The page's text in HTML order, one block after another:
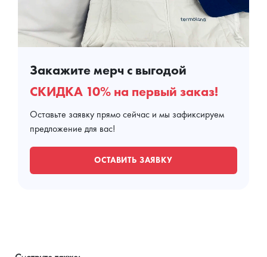
Закажите мерч с выгодой
СКИДКА 10% на первый заказ!
Оставьте заявку прямо сейчас и мы зафиксируем
предложение для вас!
ОСТАВИТЬ ЗАЯВКУ